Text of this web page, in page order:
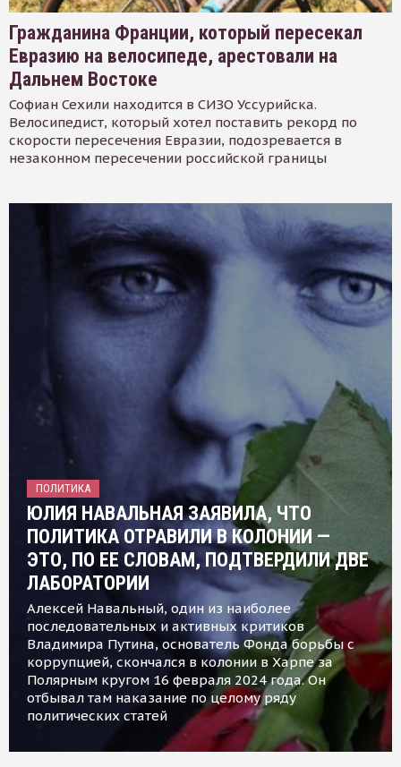
Гражданина Франции, который пересекал
Евразию на велосипеде, арестовали на
Дальнем Востоке
Софиан Сехили находится в СИЗО Уссурийска.
Велосипедист, который хотел поставить рекорд по
скорости пересечения Евразии, подозревается в
незаконном пересечении российской границы
ПОЛИТИКА
ЮЛИЯ НАВАЛЬНАЯ ЗАЯВИЛА, ЧТО
ПОЛИТИКА ОТРАВИЛИ В КОЛОНИИ —
ЭТО, ПО ЕЕ СЛОВАМ, ПОДТВЕРДИЛИ ДВЕ
ЛАБОРАТОРИИ
Алексей Навальный, один из наиболее
последовательных и активных критиков
Владимира Путина, основатель Фонда борьбы с
коррупцией, скончался в колонии в Харпе за
Полярным кругом 16 февраля 2024 года. Он
отбывал там наказание по целому ряду
политических статей